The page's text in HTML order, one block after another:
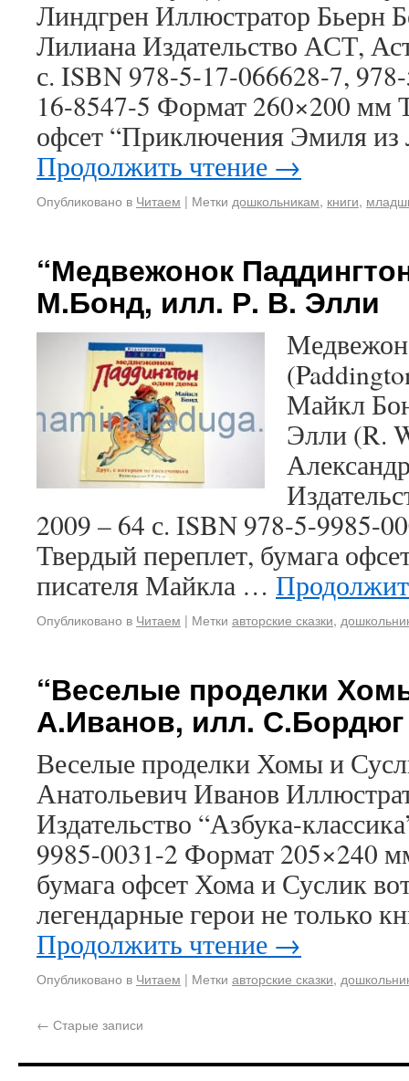
Линдгрен Иллюстратор Бьерн
Лилиана Издательство АСТ,
с. ISBN 978-5-17-066628-7,
16-8547-5 Формат 260×200 мм
офсет “Приключения Эмиля
Продолжить чтение →
Опубликовано в Читаем | Метки дошкольникам, книги,
“Медвежонок
М.Бонд, илл. Р. В. Элли
Майкл
Элли (R.
2009 – 64 с. ISBN 978-5-9985-
Твердый переплет, бумага
писателя Майкла …
Опубликовано в Читаем | Метки авторские сказки,
“Веселые проделки
А.Иванов, илл. С.Бордюг
Веселые проделки Хомы и
Анатольевич Иванов
Издательство “Азбука-
9985-0031-2 Формат 205×240
бумага офсет Хома и Суслик
легендарные герои не только
Продолжить чтение →
Опубликовано в Читаем | Метки авторские сказки,
← Старые записи